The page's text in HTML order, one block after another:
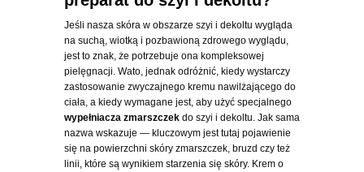
Jeśli nasza skóra w obszarze szyi i dekoltu wygląda
na suchą, wiotką i pozbawioną zdrowego wyglądu,
jest to znak, że potrzebuje ona kompleksowej
pielęgnacji. Wato, jednak odróżnić, kiedy wystarczy
zastosowanie zwyczajnego kremu nawilżającego do
ciała, a kiedy wymagane jest, aby użyć specjalnego
wypełniacza zmarszczek do szyi i dekoltu. Jak sama
nazwa wskazuje — kluczowym jest tutaj pojawienie
się na powierzchni skóry zmarszczek, bruzd czy też
linii, które są wynikiem starzenia się skóry. Krem o